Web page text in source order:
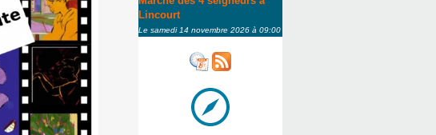
Lincourt
Le samedi 14 novembre 2026 à 09:00